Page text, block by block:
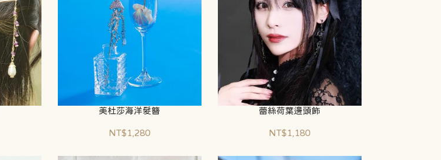
美杜莎海洋髮簪
NT$1,280
蕾絲荷葉邊頭飾
NT$1,180